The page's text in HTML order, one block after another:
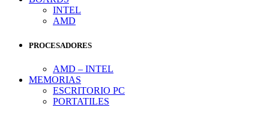
INTEL
AMD
PROCESADORES
AMD – INTEL
MEMORIAS
ESCRITORIO PC
PORTATILES